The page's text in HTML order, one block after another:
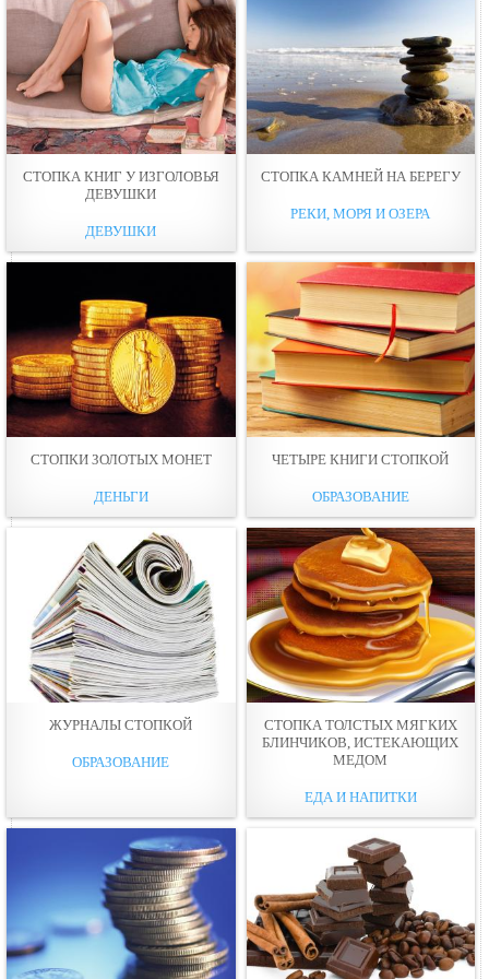
СТОПКА КНИГ У ИЗГОЛОВЬЯ
ДЕВУШКИ
ДЕВУШКИ
СТОПКА КАМНЕЙ НА БЕРЕГУ
РЕКИ, МОРЯ И ОЗЕРА
СТОПКИ ЗОЛОТЫХ МОНЕТ
ДЕНЬГИ
ЧЕТЫРЕ КНИГИ СТОПКОЙ
ОБРАЗОВАНИЕ
ЖУРНАЛЫ СТОПКОЙ
ОБРАЗОВАНИЕ
СТОПКА ТОЛСТЫХ МЯГКИХ
БЛИНЧИКОВ, ИСТЕКАЮЩИХ
МЕДОМ
ЕДА И НАПИТКИ